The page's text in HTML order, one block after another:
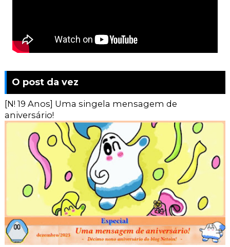
O post da vez
[N! 19 Anos] Uma singela mensagem de
aniversário!